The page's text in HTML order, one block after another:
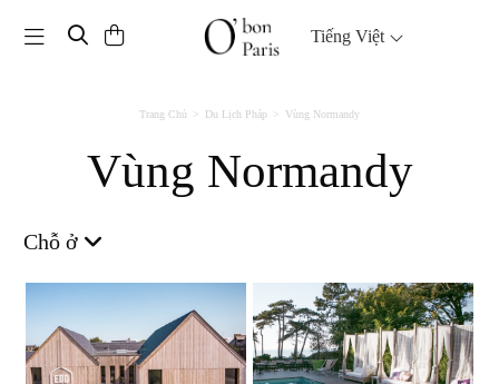
Toggle navigation Tiếng Việt
Trang Chủ Du Lịch Pháp Vùng Normandy
Vùng Normandy
Chỗ ở